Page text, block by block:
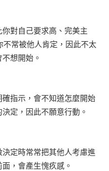
對自己要求高、完美主
不常被他人肯定，因此不太
想開始。
指示，會不知道怎麼開始
定，因此不願意行動。
定時常常把其他人考慮進
，會產生愧疚感。